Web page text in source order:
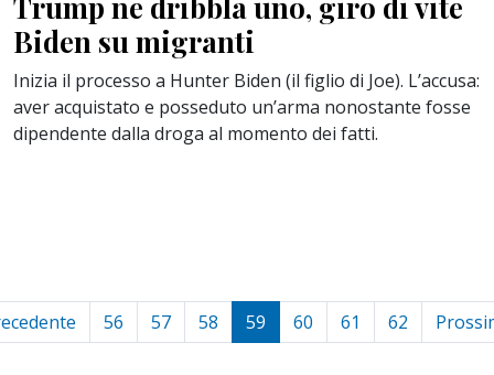
Biden su migranti
Inizia il processo a Hunter Biden (il figlio di Joe). L’accusa:
aver acquistato e posseduto un’arma nonostante fosse
dipendente dalla droga al momento dei fatti.
56 57 58 59 60 61 62